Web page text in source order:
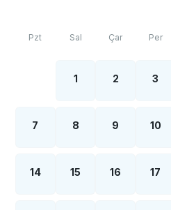
Pzt Sal Çar Per
1 2 3
7 8 9 10
14 15 16 17